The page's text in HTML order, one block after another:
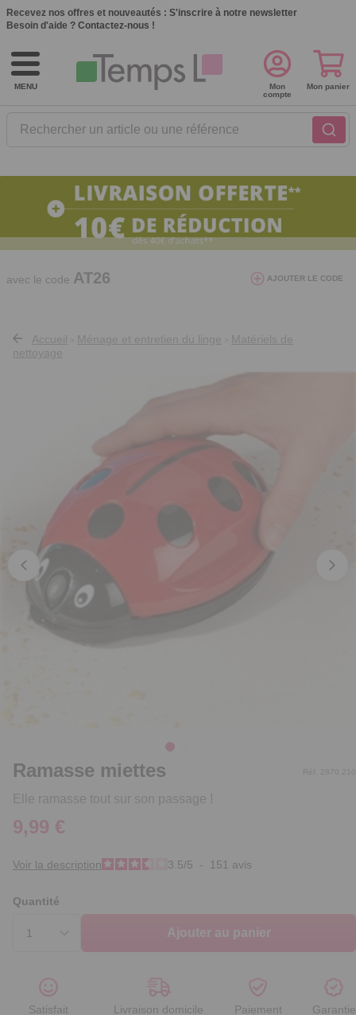
Recevez nos offres et nouveautés : S'inscrire à notre newsletter
Besoin d'aide ? Contactez-nous !
MENU
Rechercher un article ou une référence
Mon
compte
Mon panier
10€ de réduction dès 40€ d'achat. Offre
valable du 03/08/2026 au 12/08/2026.
avec le code AT26 AJOUTER LE CODE
Accueil Ménage et entretien du linge
Matériels de
nettoyage
Ramasse miettes
Elle ramasse tout sur son passage !
Réf. 2870.210
9,99 €
Voir la description 3.5/5 - 151 avis
Quantité
Ajouter au panier
Satisfait
Livraison domicile
Paiement
Garantie